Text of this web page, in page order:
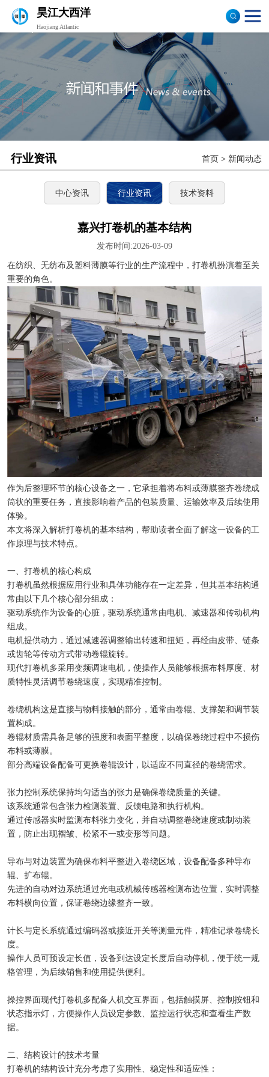
昊江大西洋
Haojiang Atlantic
行业资讯 首页 > 新闻动态
中心资讯 行业资讯 技术资料
嘉兴打卷机的基本结构
发布时间:2026-03-09
在纺织、无纺布及塑料薄膜等行业的生产流程中，打卷机扮演着至关
重要的角色。
作为后整理环节的核心设备之一，它承担着将布料或薄膜整齐卷绕成
筒状的重要任务，直接影响着产品的包装质量、运输效率及后续使用
体验。
本文将深入解析打卷机的基本结构，帮助读者全面了解这一设备的工
作原理与技术特点。
一、打卷机的核心构成
打卷机虽然根据应用行业和具体功能存在一定差异，但其基本结构通
常由以下几个核心部分组成：
驱动系统作为设备的心脏，驱动系统通常由电机、减速器和传动机构
组成。
电机提供动力，通过减速器调整输出转速和扭矩，再经由皮带、链条
或齿轮等传动方式带动卷辊旋转。
现代打卷机多采用变频调速电机，使操作人员能够根据布料厚度、材
质特性灵活调节卷绕速度，实现精准控制。
卷绕机构这是直接与物料接触的部分，通常由卷辊、支撑架和调节装
置构成。
卷辊材质需具备足够的强度和表面平整度，以确保卷绕过程中不损伤
布料或薄膜。
部分高端设备配备可更换卷辊设计，以适应不同直径的卷绕需求。
张力控制系统保持均匀适当的张力是确保卷绕质量的关键。
该系统通常包含张力检测装置、反馈电路和执行机构。
通过传感器实时监测布料张力变化，并自动调整卷绕速度或制动装
置，防止出现褶皱、松紧不一或变形等问题。
导布与对边装置为确保布料平整进入卷绕区域，设备配备多种导布
辊、扩布辊。
先进的自动对边系统通过光电或机械传感器检测布边位置，实时调整
布料横向位置，保证卷绕边缘整齐一致。
计长与定长系统通过编码器或接近开关等测量元件，精准记录卷绕长
度。
操作人员可预设定长值，设备到达设定长度后自动停机，便于统一规
格管理，为后续销售和使用提供便利。
操控界面现代打卷机多配备人机交互界面，包括触摸屏、控制按钮和
状态指示灯，方便操作人员设定参数、监控运行状态和查看生产数
据。
二、结构设计的技术考量
打卷机的结构设计充分考虑了实用性、稳定性和适应性：
验布机
打卷机
切边机
布匹包装机